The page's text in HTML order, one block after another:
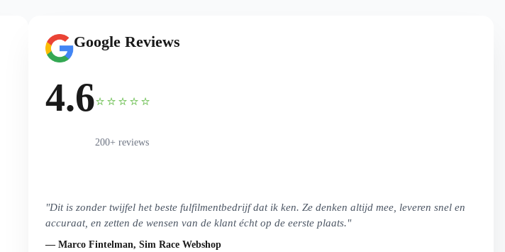
Google Reviews
4.6⭐⭐⭐⭐⭐
200+ reviews
"Dit is zonder twijfel het beste fulfilmentbedrijf dat ik ken. Ze denken altijd mee, leveren snel en
accuraat, en zetten de wensen van de klant écht op de eerste plaats."
— Marco Fintelman, Sim Race Webshop